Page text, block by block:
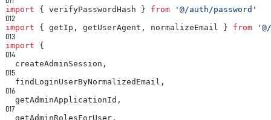
import { verifyPasswordHash } from '@/auth/password'
012
import { getIp, getUserAgent, normalizeEmail } from
013
import {
014
createAdminSession,
015
findLoginUserByNormalizedEmail,
016
getAdminApplicationId,
017
getAdminRolesForUser,